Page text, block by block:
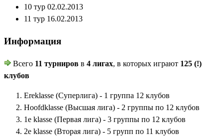
10 тур 02.02.2013
11 тур 16.02.2013
Информация
Всего 11 турниров в 4 лигах, в которых играют 125 (!)
клубов
Ereklasse (Суперлига) - 1 группа 12 клубов
Hoofdklasse (Высшая лига) - 2 группы по 12 клубов
1e klasse (Первая лига) - 3 группы по 12 клубов
2e klasse (Вторая лига) - 5 групп по 11 клубов